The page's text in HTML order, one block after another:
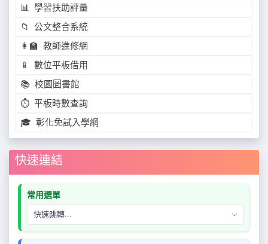
📊
學習扶助評量
📁
公文整合系統
👩‍🏫 教師進修網
📱
數位平板借用
📚 校園圖書館
⏱️ 平板時數查詢
🎓 彰化免試入學網
快速連結
常用選單